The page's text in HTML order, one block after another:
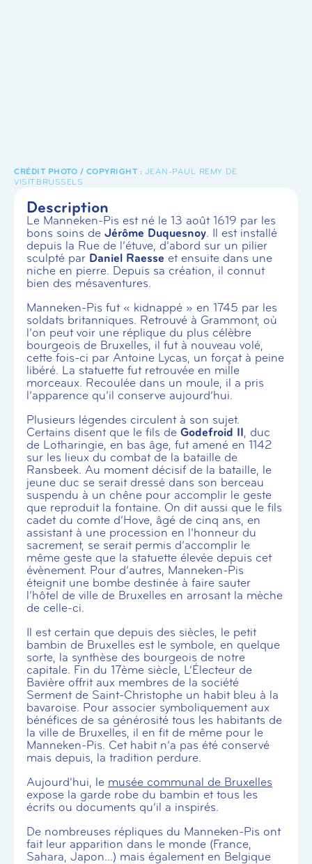
JEAN-PAUL REMY DE
VISIT.BRUSSELS
Description
Le Manneken-Pis est né le 13 août 1619 par les
bons soins de Jérôme Duquesnoy. Il est installé
depuis la Rue de l’étuve, d’abord sur un pilier
sculpté par Daniel Raesse et ensuite dans une
niche en pierre. Depuis sa création, il connut
bien des mésaventures.
Manneken-Pis fut « kidnappé » en 1745 par les
soldats britanniques. Retrouvé à Grammont, où
l’on peut voir une réplique du plus célèbre
bourgeois de Bruxelles, il fut à nouveau volé,
cette fois-ci par Antoine Lycas, un forçat à peine
libéré. La statuette fut retrouvée en mille
morceaux. Recoulée dans un moule, il a pris
l’apparence qu’il conserve aujourd’hui.
Plusieurs légendes circulent à son sujet.
Certains disent que le fils de Godefroid II, duc
de Lotharingie, en bas âge, fut amené en 1142
sur les lieux du combat de la bataille de
Ransbeek. Au moment décisif de la bataille, le
jeune duc se serait dressé dans son berceau
suspendu à un chêne pour accomplir le geste
que reproduit la fontaine. On dit aussi que le fils
cadet du comte d’Hove, âgé de cinq ans, en
assistant à une procession en l’honneur du
sacrement, se serait permis d’accomplir le
même geste que la statuette élevée depuis cet
évènement. Pour d’autres, Manneken-Pis
éteignit une bombe destinée à faire sauter
l’hôtel de ville de Bruxelles en arrosant la mèche
de celle-ci.
Il est certain que depuis des siècles, le petit
bambin de Bruxelles est le symbole, en quelque
sorte, la synthèse des bourgeois de notre
capitale. Fin du 17ème siècle, L’Électeur de
Bavière offrit aux membres de la société
Serment de Saint-Christophe un habit bleu à la
bavaroise. Pour associer symboliquement aux
bénéfices de sa générosité tous les habitants de
la ville de Bruxelles, il en fit de même pour le
Manneken-Pis. Cet habit n’a pas été conservé
mais depuis, la tradition perdure.
Aujourd’hui, le musée communal de Bruxelles
expose la garde robe du bambin et tous les
écrits ou documents qu’il a inspirés.
De nombreuses répliques du Manneken-Pis ont
fait leur apparition dans le monde (France,
Sahara, Japon…) mais également en Belgique